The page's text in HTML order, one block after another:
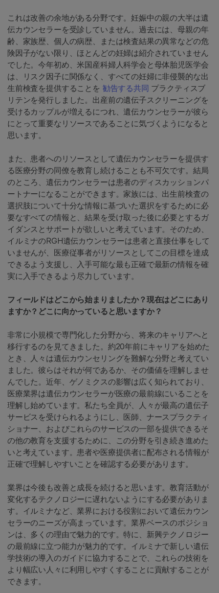
これは改善の余地がある分野です。妊娠中の親の大半は遺
伝カウンセラーを受診していません。過去には、母親の年
齢、家族歴、個人の病歴、または検査結果の異常などの危
険因子がない限り、ほとんどの妊婦は紹介されていません
でした。今年初め、米国産科婦人科学会と母体胎児医学会
は、リスク因子に関係なく、すべての妊婦に非侵襲的な出
生前検査を提供することを 勧告する共同 プラクティスブ
リテンを発行しました。出産前の遺伝子スクリーニングを
受けるカップルが増えるにつれ、遺伝カウンセラーが彼ら
にとって重要なリソースであることに気づくようになると
思います。
また、患者へのリソースとして遺伝カウンセラーを提供す
る医療分野の同僚を教育し続けることも不可欠です。結局
のところ、遺伝カウンセラーは患者のディスカッションパ
ートナーになることができます。家族には、出生前検査の
選択肢について十分な情報に基づいた選択をするために必
要なすべての情報と、結果を受け取った後に必要とするガ
イダンスとサポートが欲しいと考えています。そのため、
イルミナのRGH遺伝カウンセラーは患者と直接仕事をして
いませんが、医療従事者がリソースとしてこの目標を達成
できるよう支援し、入手可能な最も正確で最新の情報を確
実に入手できるよう尽力しています。
フィールドはどこから始まりましたか？現在はどこにあり
ますか？どこに向かっていると思いますか？
非常に小規模で専門化した分野から、将来のキャリアへと
移行するのを見てきました。約20年前にキャリアを始めた
とき、人々は遺伝カウンセリングを難解な分野と考えてい
ました。彼らはそれが何であるか、その価値を理解しませ
んでした。近年、ゲノミクスの影響は広く知られており、
医療業界は遺伝カウンセラーが医療の最前線にいることを
理解し始めています。私たち全員が、人々が最高の遺伝子
サービスを受けられるようにし、医師、ナースプラクティ
ショナー、およびこれらのサービスの一部を提供できるそ
の他の教育を支援するために、この分野を引き続き進めた
いと考えています。患者や医療提供者に配布される情報が
正確で理解しやすいことを確認する必要があります。
業界は今後も改善と成長を続けると思います。教育活動が
変化するテクノロジーに遅れないようにする必要がありま
す。イルミナなど、業界における役割において遺伝カウン
セラーのニーズが高まっています。業界ベースのポジショ
ンは、多くの理由で魅力的です。特に、新興テクノロジー
の最前線に立つ能力が魅力的です。イルミナで新しい遺伝
学技術の導入のガイドに協力することで、これらの技術を
より幅広い人々に利用しやすくすることに貢献することが
できます。